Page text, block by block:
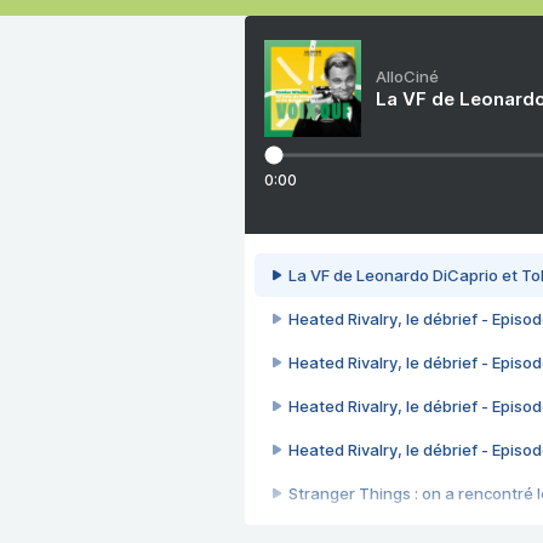
AlloCiné
La VF de
0:00
La VF de Leonardo DiCaprio et
Heated Rivalry, le débrief -
Heated Rivalry, le débrief -
Heated Rivalry, le débrief -
Heated Rivalry, le débrief -
Stranger Things : on a rencontré